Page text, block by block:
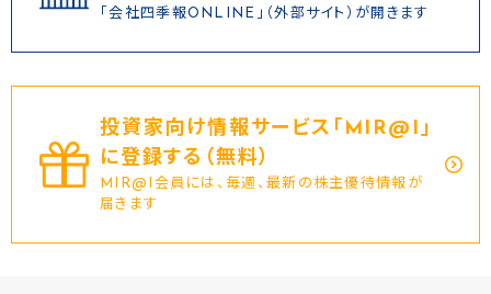
「会社四季報ONLINE」（外部サイト）が開きます
投資家向け情報サービス｢MIR@I｣
に登録する（無料）
MIR@I会員には、毎週、最新の株主優待情報が
届きます